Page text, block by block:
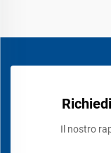
Il nostro